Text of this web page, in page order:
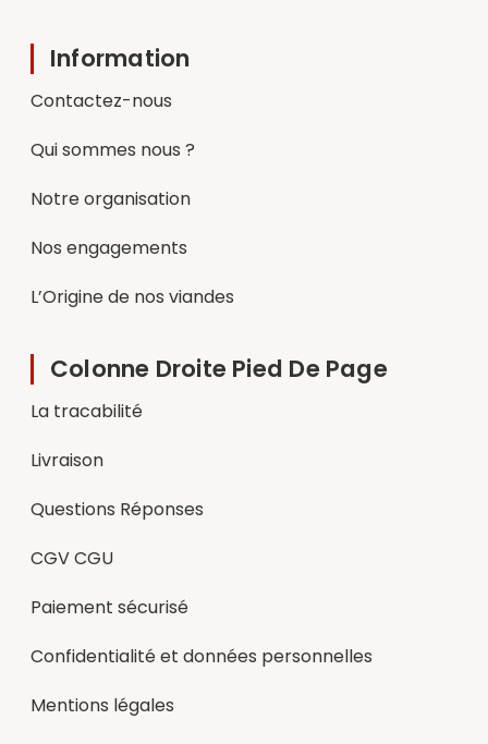
Information
Contactez-nous
Qui sommes nous ?
Notre organisation
Nos engagements
L’Origine de nos viandes
Colonne Droite Pied De Page
La tracabilité
Livraison
Questions Réponses
CGV CGU
Paiement sécurisé
Confidentialité et données personnelles
Mentions légales